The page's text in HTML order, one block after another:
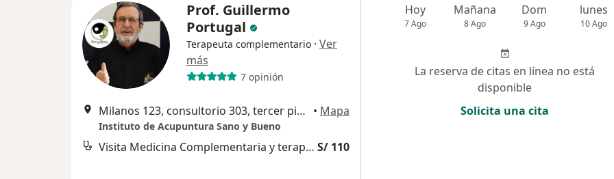
Prof. Guillermo
Portugal
Terapeuta complementario · Ver
más
7 opinión
Milanos 123, consultorio 303, tercer piso, San Isidro • Mapa
Instituto de Acupuntura Sano y Bueno
Visita Medicina Complementaria y terapias alternativas S/ 110
Hoy
7 Ago
Mañana
8 Ago
Dom
9 Ago
lunes
10 Ago
La reserva de citas en línea no está
disponible
Solicita una cita